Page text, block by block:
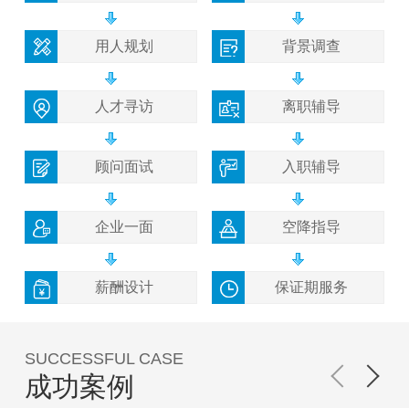
用人规划
人才寻访
顾问面试
企业一面
薪酬设计
背景调查
离职辅导
入职辅导
空降指导
保证期服务
SUCCESSFUL CASE
成功案例